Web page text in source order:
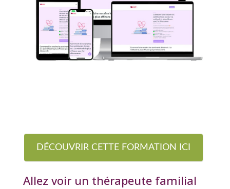
DÉCOUVRIR CETTE FORMATION ICI
Allez voir un thérapeute familial